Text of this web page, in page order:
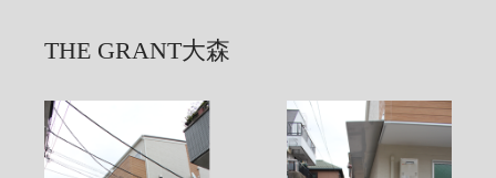
THE GRANT大森